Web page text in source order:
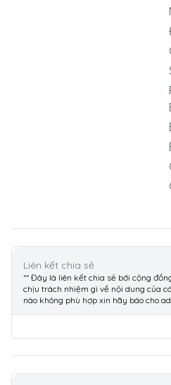
Liên kết chia sẻ
** Đây là liên kết chia sẻ bới cộng
chịu trách nhiệm gì về nội dung của
nào không phù hợp xin hãy báo cho